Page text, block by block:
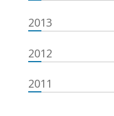
2013
2012
2011